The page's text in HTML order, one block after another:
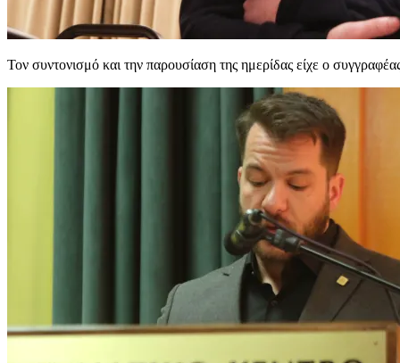
Τον συντονισμό και την παρουσίαση της ημερίδας είχε ο